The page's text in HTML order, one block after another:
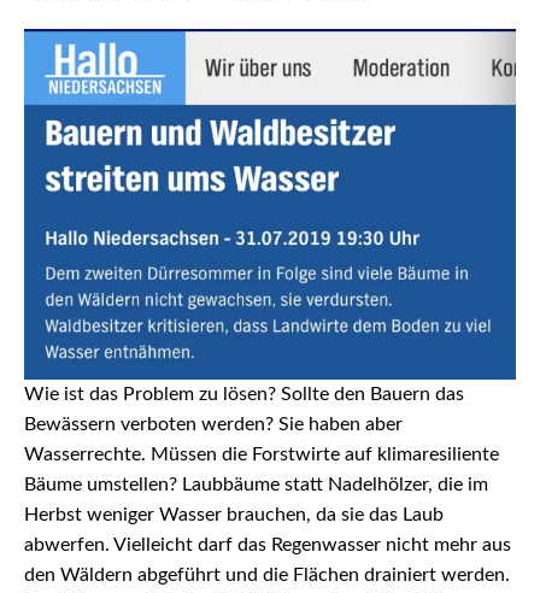
Wie ist das Problem zu lösen? Sollte den Bauern das
Bewässern verboten werden? Sie haben aber
Wasserrechte. Müssen die Forstwirte auf klimaresiliente
Bäume umstellen? Laubbäume statt Nadelhölzer, die im
Herbst weniger Wasser brauchen, da sie das Laub
abwerfen. Vielleicht darf das Regenwasser nicht mehr aus
den Wäldern abgeführt und die Flächen drainiert werden.